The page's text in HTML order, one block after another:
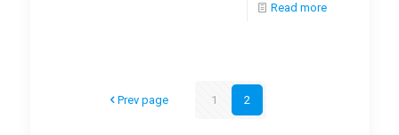
Read more
Prev page 1 2